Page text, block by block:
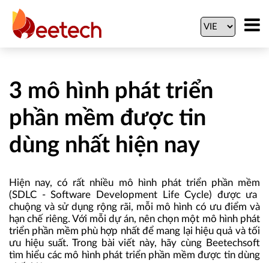
3 mô hình phát triển
phần mềm được tin
dùng nhất hiện nay
Hiện nay, có rất nhiều mô hình phát triển phần mềm
(SDLC - Software Development Life Cycle) được ưa
chuộng và sử dụng rộng rãi, mỗi mô hình có ưu điểm và
hạn chế riêng. Với mỗi dự án, nên chọn một mô hình phát
triển phần mềm phù hợp nhất để mang lại hiệu quả và tối
ưu hiệu suất. Trong bài viết này, hãy cùng Beetechsoft
tìm hiểu các mô hình phát triển phần mềm được tin dùng